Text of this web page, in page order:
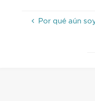
Por qué aún